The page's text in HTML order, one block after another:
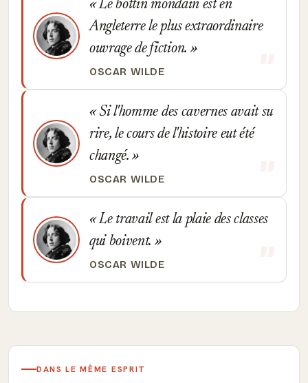
Le bottin mondain est en
Angleterre le plus extraordinaire
ouvrage de fiction.
OSCAR WILDE
Si l'homme des cavernes avait su
rire, le cours de l'histoire eut été
changé.
OSCAR WILDE
Le travail est la plaie des classes
qui boivent.
OSCAR WILDE
DANS LE MÊME ESPRIT